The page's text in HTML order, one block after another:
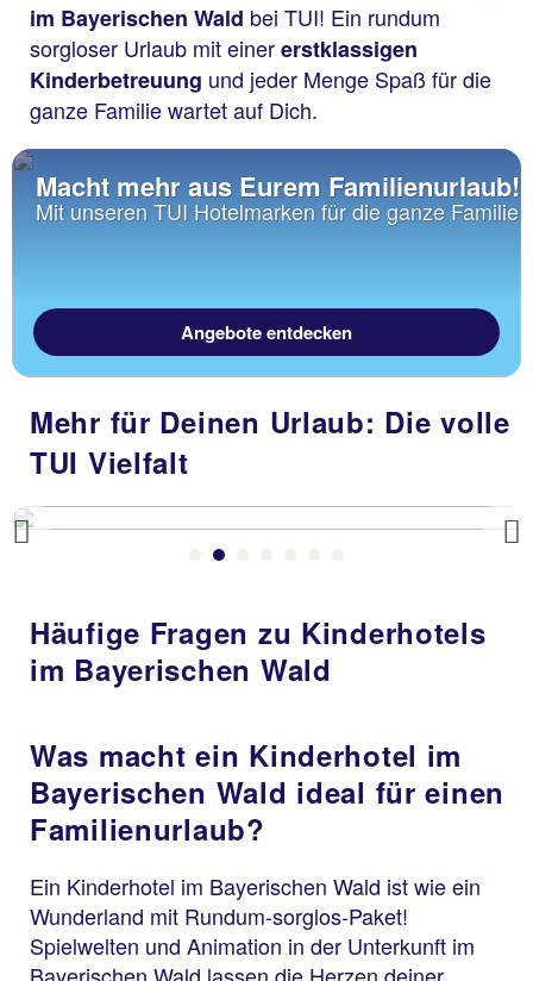
im Bayerischen Wald bei TUI! Ein rundum
sorgloser Urlaub mit einererstklassigen
Kinderbetreuung und jeder Menge Spaß für die
ganze Familie wartet auf Dich.
Macht mehr aus Eurem Familienurlaub!
Mit unseren TUI Hotelmarken für die ganze Familie
Angebote entdecken
Mehr für Deinen Urlaub: Die volle
TUI Vielfalt
Previous
Häufige Fragen zu Kinderhotels
im Bayerischen Wald
Was macht ein Kinderhotel im
Bayerischen Wald ideal für einen
Familienurlaub?
Ein Kinderhotel im Bayerischen Wald ist wie ein
Wunderland mit Rundum-sorglos-Paket!
Spielwelten und Animation in der Unterkunft im